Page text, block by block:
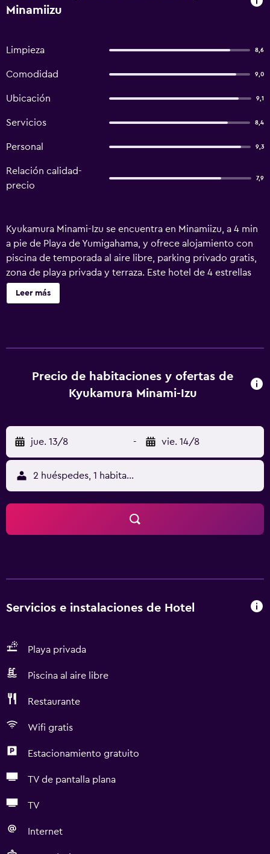
Minamiizu
Limpieza 8,6
Comodidad 9,0
Ubicación 9,1
Servicios 8,4
Personal 9,3
Relación calidad-
precio
7,9
Kyukamura Minami-Izu se encuentra en Minamiizu, a 4 min
a pie de Playa de Yumigahama, y ofrece alojamiento con
piscina de temporada al aire libre, parking privado gratis,
zona de playa privada y terraza. Este hotel de 4 estrellas
ofrece restaurante y habitaciones con aire acondicionado
y wifi gratis. Este alojamiento libre de humo está a 43 km
Leer más
Precio de habitaciones y ofertas de
Kyukamura Minami-Izu
jue. 13/8 - vie. 14/8
2 huéspedes, 1 habitación
Servicios e instalaciones de Hotel
Playa privada
Piscina al aire libre
Restaurante
Wifi gratis
Estacionamiento gratuito
TV de pantalla plana
TV
Internet